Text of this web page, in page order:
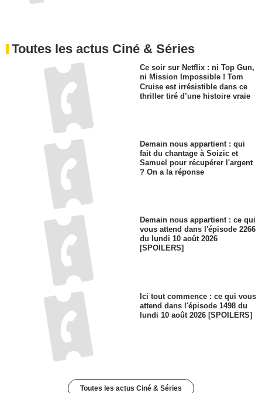
Toutes les actus Ciné & Séries
Ce soir sur Netflix : ni Top Gun,
ni Mission Impossible ! Tom
Cruise est irrésistible dans ce
thriller tiré d’une histoire vraie
Demain nous appartient : qui
fait du chantage à Soizic et
Samuel pour récupérer l'argent
? On a la réponse
Demain nous appartient : ce qui
vous attend dans l'épisode 2266
du lundi 10 août 2026
[SPOILERS]
Ici tout commence : ce qui vous
attend dans l'épisode 1498 du
lundi 10 août 2026 [SPOILERS]
Toutes les actus Ciné & Séries